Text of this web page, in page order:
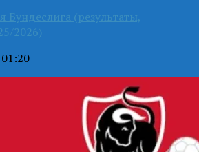
Бундеслига (результаты,
2026)